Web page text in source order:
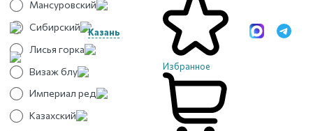
Казань
Избранное
Мансуровский
Сибирский
Лисья горка
Визаж блу
Империал ред
Казахский